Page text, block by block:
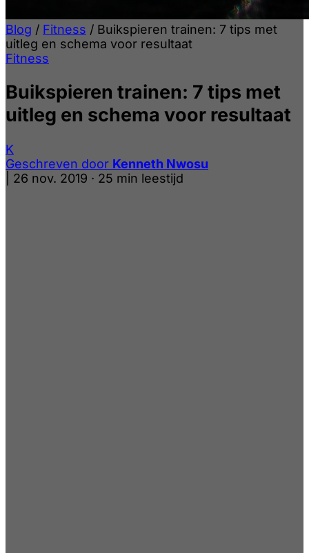
Blog / Fitness / Buikspieren trainen: 7 tips met
uitleg en schema voor resultaat
Fitness
Buikspieren trainen: 7 tips met
uitleg en schema voor resultaat
K
Geschreven door Kenneth Nwosu
26 nov. 2019 · 25 min leestijd